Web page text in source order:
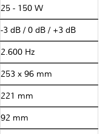
25 - 150 W
-3 dB / 0 dB / +3 dB
2.600 Hz
253 x 96 mm
221 mm
92 mm